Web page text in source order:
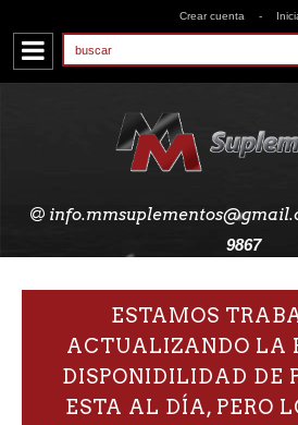
Crear cuenta -
9867
ESTAMOS
ACTUALIZANDO LA
DISPONIDILIDAD DE
ESTA AL DÍA, PERO